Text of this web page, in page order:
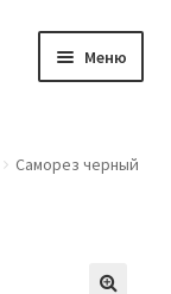
Меню
Саморез черный